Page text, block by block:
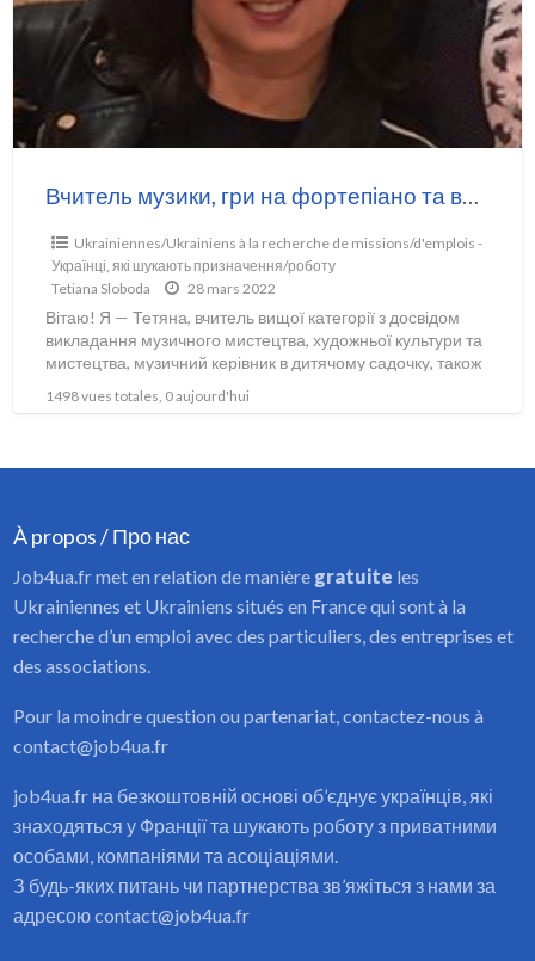
Вчитель музики, гри на фортепіано та вихователь
Ukrainiennes/Ukrainiens à la recherche de missions/d'emplois -
Українці, які шукають призначення/роботу
Tetiana Sloboda
28 mars 2022
Вітаю! Я — Тетяна, вчитель вищої категорії з досвідом
викладання музичного мистецтва, художньої культури та
мистецтва, музичний керівник в дитячому садочку, також
1498 vues totales, 0 aujourd'hui
À propos / Про нас
Job4ua.fr met en relation de manière gratuite les
Ukrainiennes et Ukrainiens situés en France qui sont à la
recherche d’un emploi avec des particuliers, des entreprises et
des associations.
Pour la moindre question ou partenariat, contactez-nous à
contact@job4ua.fr
job4ua.fr на безкоштовній основі об’єднує українців, які
знаходяться у Франції та шукають роботу з приватними
особами, компаніями та асоціаціями.
З будь-яких питань чи партнерства зв’яжіться з нами за
адресою contact@job4ua.fr